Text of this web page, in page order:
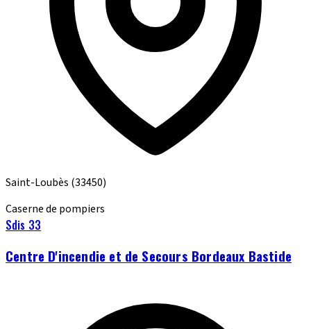
Saint-Loubès (33450)
Caserne de pompiers
Sdis 33
Centre D'incendie et de Secours Bordeaux Bastide